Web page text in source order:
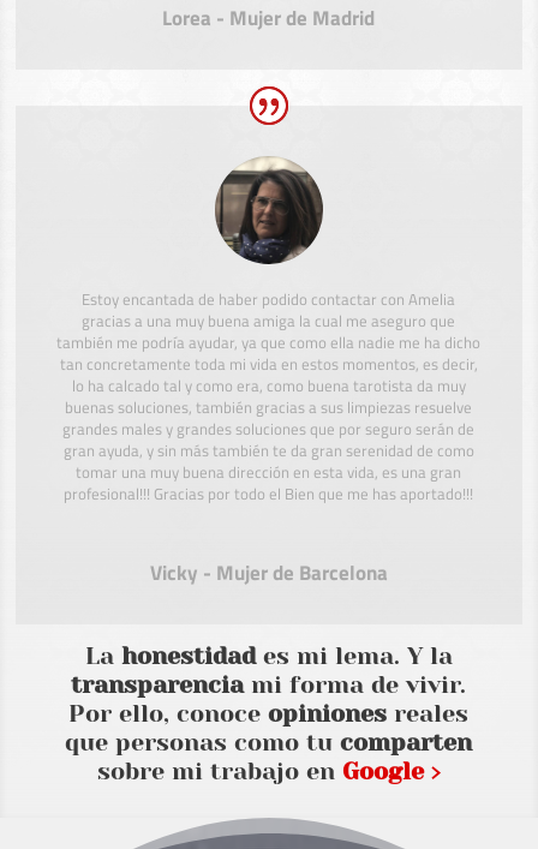
Lorea - Mujer de Madrid
Estoy encantada de haber podido contactar con Amelia
gracias a una muy buena amiga la cual me aseguro que
también me podría ayudar, ya que como ella nadie me ha dicho
tan concretamente toda mi vida en estos momentos, es decir,
lo ha calcado tal y como era, como buena tarotista da muy
buenas soluciones, también gracias a sus limpiezas resuelve
grandes males y grandes soluciones que por seguro serán de
gran ayuda, y sin más también te da gran serenidad de como
tomar una muy buena dirección en esta vida, es una gran
profesional!!! Gracias por todo el Bien que me has aportado!!!
Vicky - Mujer de Barcelona
La honestidades mi lema. Y la
transparenciami forma de vivir.
Por ello, conoceopiniones reales
que personas como tucomparten
sobre mi trabajo en Google ›